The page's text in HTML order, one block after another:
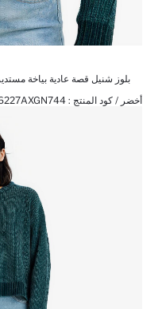
بلوز شنيل قصة عادية بياخة
أخضر / كود المنتج :